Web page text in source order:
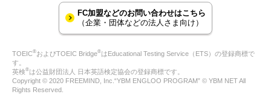
FC加盟などのお問い合わせはこちら
（企業・団体などの法人さま向け）
TOEIC®およびTOEIC Bridge®はEducational Testing Service（ETS）の登録商標で
す。
英検®は公益財団法人 日本英語検定協会の登録商標です。
Copyright © 2020 FREEMIND, Inc.“YBM ENGLOO PROGRAM” © YBM NET All
Rights Reserved.